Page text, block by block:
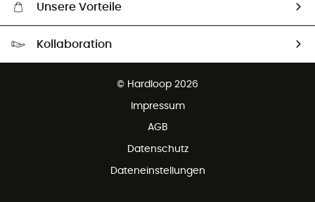
Unsere Vorteile
Kollaboration
© Hardloop 2026
Impressum
AGB
Datenschutz
Dateneinstellungen